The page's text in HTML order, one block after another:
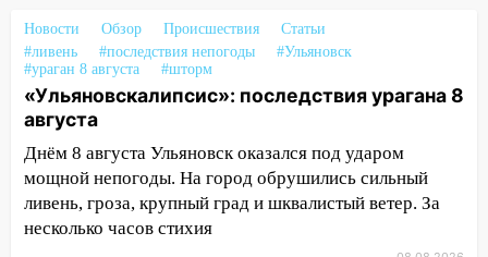
100 тысяч тонн зерна
15:17 В колледжи и техникумы
Ульяновской области подали более 10
тысяч заявлений
15:04 Фоторепортаж с улиц Ульяновска
после шторма: поваленные деревья и
затопленные улицы
Ураган вырвал остановку на улице
Новости Обзор Происшествия
Статьи
#ливень
#последствия непогоды
#Ульяновск
#ураган 8 августа
#шторм
«Ульяновскалипсис»: последствия урагана 8
августа
Днём 8 августа Ульяновск оказался под ударом
мощной непогоды. На город обрушились сильный
ливень, гроза, крупный град и шквалистый ветер. За
несколько часов стихия